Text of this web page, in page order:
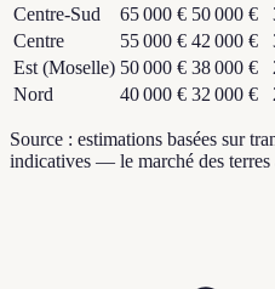
Centre-Sud
65 000 € 50 000 €
Centre
55 000 € 42 000 €
Est (Moselle) 50 000 € 38 000 €
Nord
40 000 € 32 000 €
Source : estimations basées sur
indicatives — le marché des